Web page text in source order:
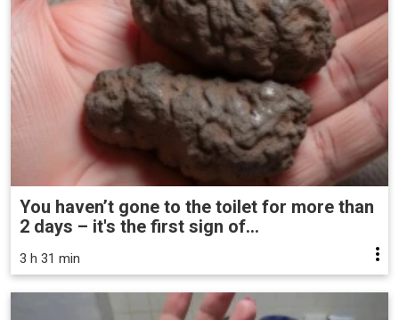
You haven’t gone to the toilet for more than
2 days – it's the first sign of...
3 h 31 min